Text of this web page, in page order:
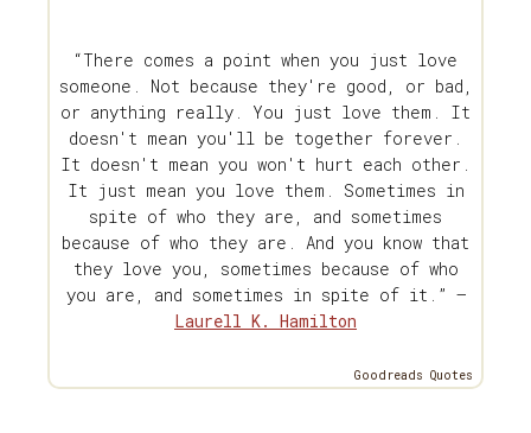
“There comes a point when you just love
someone. Not because they're good, or bad,
or anything really. You just love them. It
doesn't mean you'll be together forever.
It doesn't mean you won't hurt each other.
It just mean you love them. Sometimes in
spite of who they are, and sometimes
because of who they are. And you know that
they love you, sometimes because of who
you are, and sometimes in spite of it.” —
Laurell K. Hamilton
Goodreads Quotes